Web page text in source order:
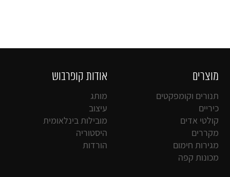
מוצרים
תנורים וקומפקטים
כיריים
קולטי אדים
מקררים
מגירות חימום
מכונות קפה
אודות קופרבוש
מותג
עיצוב
מובילות בינלאומית
היסטוריה
הורדות